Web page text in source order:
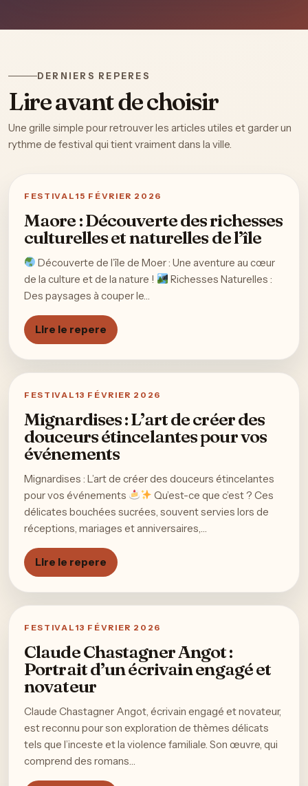
DERNIERS REPERES
Lire avant de choisir
Une grille simple pour retrouver les articles utiles et garder un
rythme de festival qui tient vraiment dans la ville.
FESTIVAL 15 FÉVRIER 2026
Maore : Découverte des richesses
culturelles et naturelles de l’île
Découverte de l’île de Moer : Une aventure au cœur
de la culture et de la nature !
Richesses Naturelles :
Des paysages à couper le…
Lire le repere
FESTIVAL 13 FÉVRIER 2026
Mignardises : L’art de créer des
douceurs étincelantes pour vos
événements
Mignardises : L’art de créer des douceurs étincelantes
pour vos événements
Qu’est-ce que c’est ? Ces
délicates bouchées sucrées, souvent servies lors de
réceptions, mariages et anniversaires,…
Lire le repere
FESTIVAL 13 FÉVRIER 2026
Claude Chastagner Angot :
Portrait d’un écrivain engagé et
novateur
Claude Chastagner Angot, écrivain engagé et novateur,
est reconnu pour son exploration de thèmes délicats
tels que l’inceste et la violence familiale. Son œuvre, qui
comprend des romans…